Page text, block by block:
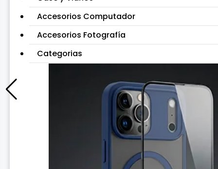
Accesorios Computador
Accesorios Fotografía
Categorias